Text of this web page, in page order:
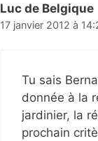
Luc de Belgique
17 janvier 2012 à
Tu sais
donnée à la
jardinier, la
prochain